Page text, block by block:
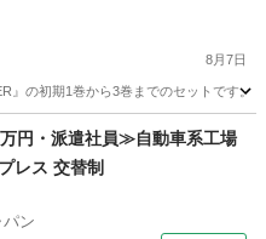
8月7日
』の初期1巻から3巻までのセットです
コミック、アニメ
円・派遣社員≫自動車系工場
レス 交替制
ン